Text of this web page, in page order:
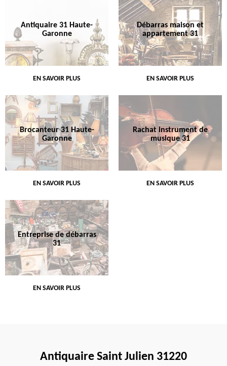
Antiquaire 31 Haute-
Garonne
EN SAVOIR PLUS
Débarras maison et
appartement 31
EN SAVOIR PLUS
Brocanteur 31 Haute-
Garonne
EN SAVOIR PLUS
Rachat instrument de
musique 31
EN SAVOIR PLUS
Entreprise de débarras
31
EN SAVOIR PLUS
Antiquaire Saint Julien 31220